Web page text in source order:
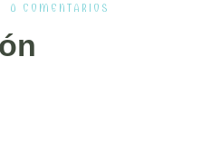
0 COMENTARIOS